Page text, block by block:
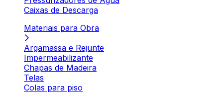
Caixas de Descarga
Materiais para Obra
Argamassa e Rejunte
Impermeabilizante
Chapas de Madeira
Telas
Colas para piso